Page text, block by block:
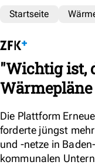
Startseite
"Wichtig ist,
Die Plattform
forderte jüngst
und -netze in
kommunalen